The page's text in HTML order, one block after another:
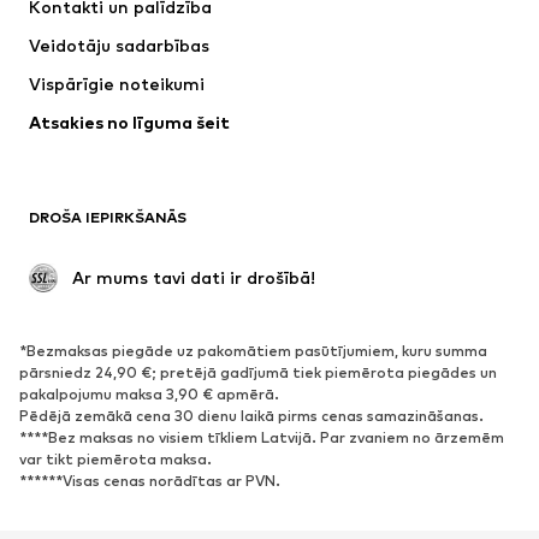
NIKE
Kontakti un palīdzība
Veidotāju sadarbības
Vispārīgie noteikumi
Atsakies no līguma šeit
DROŠA IEPIRKŠANĀS
Ar mums tavi dati ir drošībā!
*Bezmaksas piegāde uz pakomātiem pasūtījumiem, kuru summa
pārsniedz 24,90 €; pretējā gadījumā tiek piemērota piegādes un
pakalpojumu maksa 3,90 € apmērā.
Pēdējā zemākā cena 30 dienu laikā pirms cenas samazināšanas.
****Bez maksas no visiem tīkliem Latvijā. Par zvaniem no ārzemēm
var tikt piemērota maksa.
******Visas cenas norādītas ar PVN.